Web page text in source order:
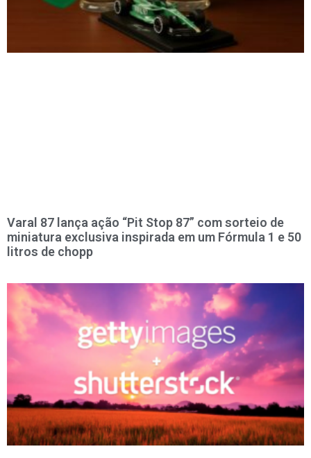
Varal 87 lança ação “Pit Stop 87” com sorteio de
miniatura exclusiva inspirada em um Fórmula 1 e 50
litros de chopp